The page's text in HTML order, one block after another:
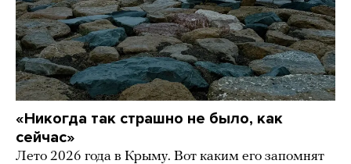
«Никогда так страшно не было, как
сейчас»
Лето 2026 года в Крыму. Вот каким его запомнят